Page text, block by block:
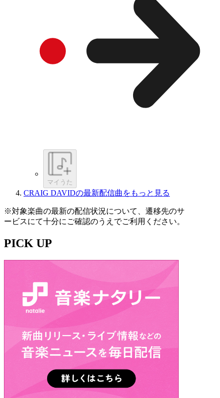
マイうた
CRAIG DAVIDの最新配信曲をもっと見る
※対象楽曲の最新の配信状況について、遷移先のサ
ービスにて十分にご確認のうえでご利用ください。
PICK UP